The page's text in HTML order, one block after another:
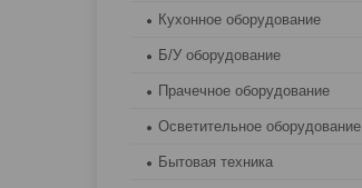
Кухонное оборудование
Б/У оборудование
Прачечное оборудование
Осветительное оборудование
Бытовая техника